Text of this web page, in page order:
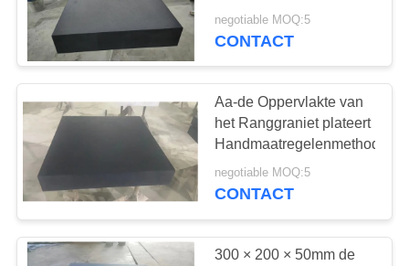
negotiable MOQ:5
CONTACT
Aa-de Oppervlakte van
het Ranggraniet plateert
Handmaatregelenmethode
negotiable MOQ:5
CONTACT
300 × 200 × 50mm de